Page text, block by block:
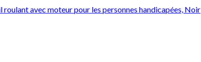
avec moteur pour les personnes handicapées, Noir